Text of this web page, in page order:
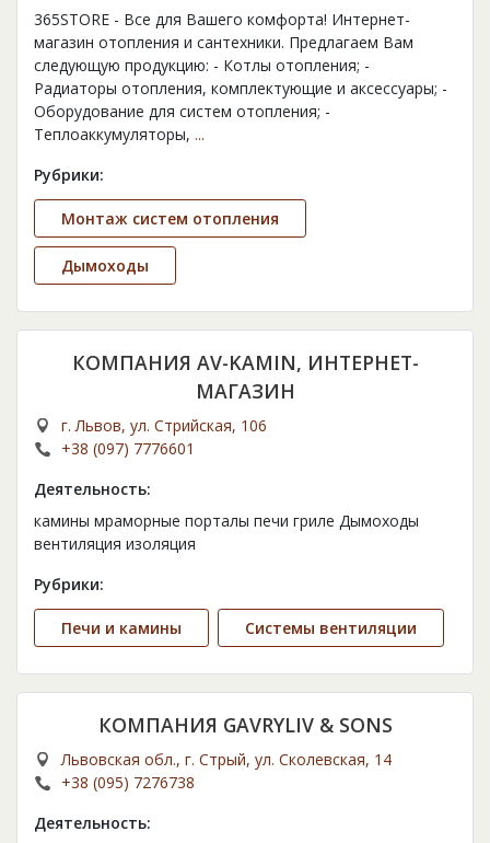
365STORE - Все для Вашего комфорта! Интернет-
магазин отопления и сантехники. Предлагаем Вам
следующую продукцию: - Котлы отопления; -
Радиаторы отопления, комплектующие и аксессуары; -
Оборудование для систем отопления; -
Теплоаккумуляторы, ...
Рубрики:
Монтаж систем отопления
Дымоходы
КОМПАНИЯ AV-KAMIN, ИНТЕРНЕТ-
МАГАЗИН
г. Львов, ул. Стрийская, 106
+38 (097) 7776601
Деятельность:
камины мраморные порталы печи гриле Дымоходы
вентиляция изоляция
Рубрики:
Печи и камины Системы вентиляции
КОМПАНИЯ GAVRYLIV & SONS
Львовская обл., г. Стрый, ул. Сколевская, 14
+38 (095) 7276738
Деятельность: